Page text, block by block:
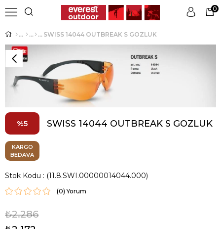
Üye Girişi Üye Ol
0
SWISS 14044 OUTBREAK S GOZLUK
5 SWISS 14044 OUTBREAK S GOZLUK
KARGO
BEDAVA
Stok Kodu (11.8.SWI.00000014044.000)
(0)
₺2.286